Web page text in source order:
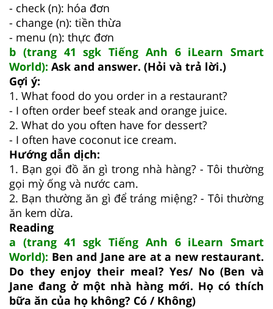
- check (n): hóa đơn
- change (n): tiền thừa
- menu (n): thực đơn
b (trang 41 sgk Tiếng Anh 6 iLearn Smart
World): Ask and answer. (Hỏi và trả lời.)
Gợi ý:
1. What food do you order in a restaurant?
- I often order beef steak and orange juice.
2. What do you often have for dessert?
- I often have coconut ice cream.
Hướng dẫn dịch:
1. Bạn gọi đồ ăn gì trong nhà hàng? - Tôi thường
gọi mỳ ống và nước cam.
2. Bạn thường ăn gì để tráng miệng? - Tôi thường
ăn kem dừa.
Reading
a (trang 41 sgk Tiếng Anh 6 iLearn Smart
World): Ben and Jane are at a new restaurant.
Do they enjoy their meal? Yes/ No (Ben và
Jane đang ở một nhà hàng mới. Họ có thích
bữa ăn của họ không? Có / Không)